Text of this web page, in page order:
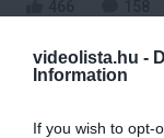
videolista.hu -
Information
If you wish to opt-